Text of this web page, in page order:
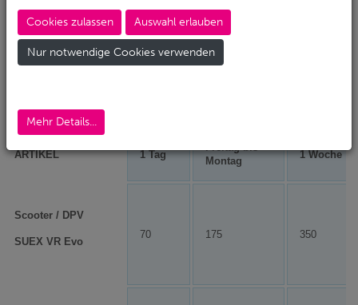
Wochenende oder zum Tauchurlaub im Ausland. Von
der Flasche bis zur Digital Kamera, wir
vervollständigen Deine Tauchausrüstung für Dein
optimales Taucherlebnis.
ARTIKEL 1 Tag
Freitag bis
Montag
1 Woche
Scooter / DPV
SUEX VR Evo
70 175 350
Cookies zulassen Auswahl erlauben
Nur notwendige Cookies verwenden
Mehr Details...